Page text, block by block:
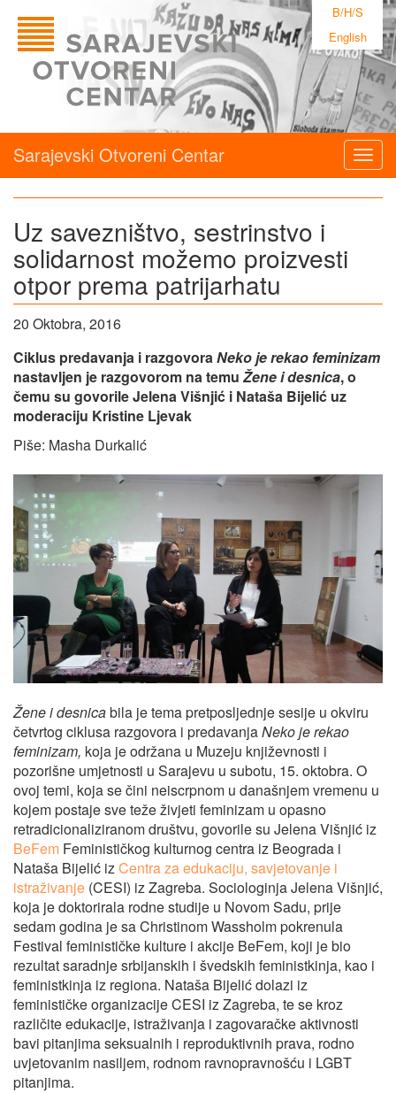
B/H/S
English
Sarajevski Otvoreni Centar
Uz savezništvo, sestrinstvo i
solidarnost možemo proizvesti
otpor prema patrijarhatu
20 Oktobra, 2016
Ciklus predavanja i razgovoraNeko je rekao feminizam
nastavljen je razgovorom na temu Žene i desnica, o
čemu su govorile Jelena Višnjić i Nataša Bijelić uz
moderaciju Kristine Ljevak
Piše: Masha Durkalić
Žene i desnicabila je tema pretposljednje sesije u okviru
četvrtog ciklusa razgovora i predavanjaNeko je rekao
feminizam, koja je održana u Muzeju književnosti i
pozorišne umjetnosti u Sarajevu u subotu, 15. oktobra. O
ovoj temi, koja se čini neiscrpnom u današnjem vremenu u
kojem postaje sve teže živjeti feminizam u opasno
retradicionaliziranom društvu, govorile su Jelena Višnjić iz
BeFem Feminističkog kulturnog centra iz Beograda i
Nataša Bijelić iz Centra za edukaciju, savjetovanje i
istraživanje (CESI) iz Zagreba. Sociologinja Jelena Višnjić,
koja je doktorirala rodne studije u Novom Sadu, prije
sedam godina je sa Christinom Wassholm pokrenula
Festival feminističke kulture i akcije BeFem, koji je bio
rezultat saradnje srbijanskih i švedskih feministkinja, kao i
feministkinja iz regiona. Nataša Bijelić dolazi iz
feminističke organizacije CESI iz Zagreba, te se kroz
različite edukacije, istraživanja i zagovaračke aktivnosti
bavi pitanjima seksualnih i reproduktivnih prava, rodno
uvjetovanim nasiljem, rodnom ravnopravnošću i LGBT
pitanjima.